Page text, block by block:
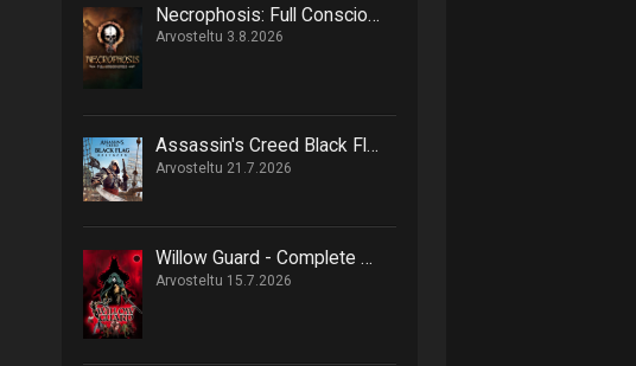
Necrophosis: Full Consciousness tarjoilee lovecraftimaisen matkan painajaisnäkymiin
Arvosteltu 3.8.2026
Assassin's Creed Black Flag Resynced marssittaa epäilijät lankulta
Arvosteltu 21.7.2026
Willow Guard - Complete Edition on hack 'n' slash -retki eläinten valtakuntaan
Arvosteltu 15.7.2026